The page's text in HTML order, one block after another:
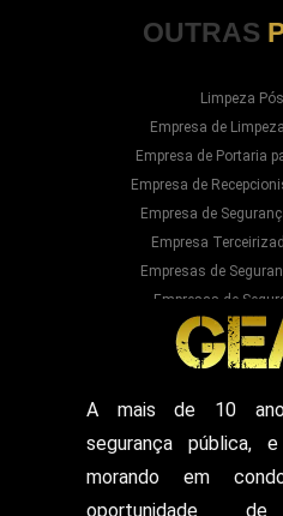
OUTRAS
Limpeza
Empresa de
Empresa de Portaria
Empresa de
Empresa de
Empresa
Empresas de
Empresas de
Empresas Prestadoras
Empresas Prestadoras de
Prestação de
Recepcionista
Segurança
A mais de 10
segurança pública,
morando em
oportunidade